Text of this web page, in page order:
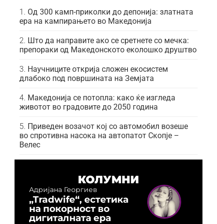
Од 300 камп-приколки до депонија: златната
ера на кампирањето во Македонија
Што да направите ако се сретнете со мечка:
препораки од Македонското еколошко друштво
Научниците открија сложен екосистем
длабоко под површината на Земјата
Македонија се потопла: како ќе изгледа
животот во градовите до 2050 година
Приведен возачот кој со автомобил возеше
во спротивна насока на автопатот Скопје –
Велес
КОЛУМНИ
Адријана Георгиев
„Tradwife“, естетика
на покорност во
дигиталната ера